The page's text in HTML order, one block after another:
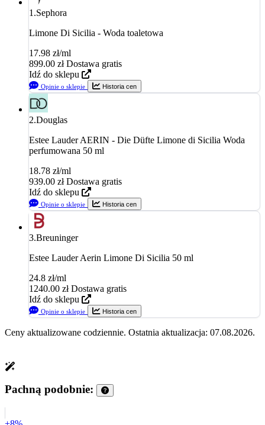
1.Sephora
Limone Di Sicilia - Woda toaletowa
17.98 zł/ml
899.00 zł Dostawa gratis
Idź do sklepu
Opinie o sklepie Historia cen
2.Douglas
Estee Lauder AERIN - Die Düfte Limone di Sicilia Woda
perfumowana 50 ml
18.78 zł/ml
939.00 zł Dostawa gratis
Idź do sklepu
Opinie o sklepie Historia cen
3.Breuninger
Estee Lauder Aerin Limone Di Sicilia 50 ml
24.8 zł/ml
1240.00 zł Dostawa gratis
Idź do sklepu
Opinie o sklepie Historia cen
Ceny aktualizowane codziennie. Ostatnia aktualizacja: 07.08.2026.
Pachną podobnie: